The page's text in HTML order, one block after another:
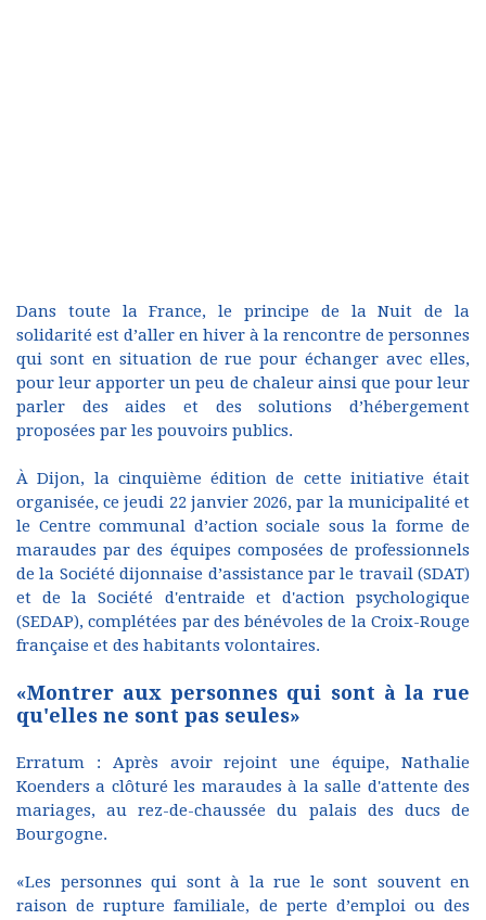
Dans toute la France, le principe de la Nuit de la
solidarité est d’aller en hiver à la rencontre de personnes
qui sont en situation de rue pour échanger avec elles,
pour leur apporter un peu de chaleur ainsi que pour leur
parler des aides et des solutions d’hébergement
proposées par les pouvoirs publics.
À Dijon, la cinquième édition de cette initiative était
organisée, ce jeudi 22 janvier 2026, par la municipalité et
le Centre communal d’action sociale sous la forme de
maraudes par des équipes composées de professionnels
de la Société dijonnaise d’assistance par le travail (SDAT)
et de la Société d'entraide et d'action psychologique
(SEDAP), complétées par des bénévoles de la Croix-Rouge
française et des habitants volontaires.
«Montrer aux personnes qui sont à la rue
qu'elles ne sont pas seules»
Erratum : Après avoir rejoint une équipe, Nathalie
Koenders a clôturé les maraudes à la salle d'attente des
mariages, au rez-de-chaussée du palais des ducs de
Bourgogne.
«Les personnes qui sont à la rue le sont souvent en
raison de rupture familiale, de perte d’emploi ou des